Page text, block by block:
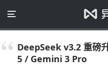
DeepSeek v3.2 重磅
5 / Gemini 3 Pro